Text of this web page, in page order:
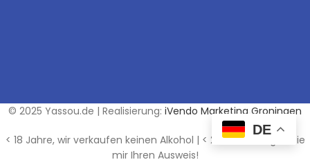
© 2025 Yassou.de | Realisierung: iVendo Marketing Groningen
< 18 Jahre, wir verkaufen keinen Alkohol | < 25 Jahre, Zeigen Sie
mir Ihren Ausweis!
DE